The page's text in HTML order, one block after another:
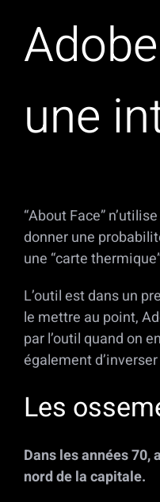
une
“About Face”
donner une
une “carte
L’outil est dans un
le mettre au point,
par l’outil quand on
également
Les
Dans les années
nord de la capitale.